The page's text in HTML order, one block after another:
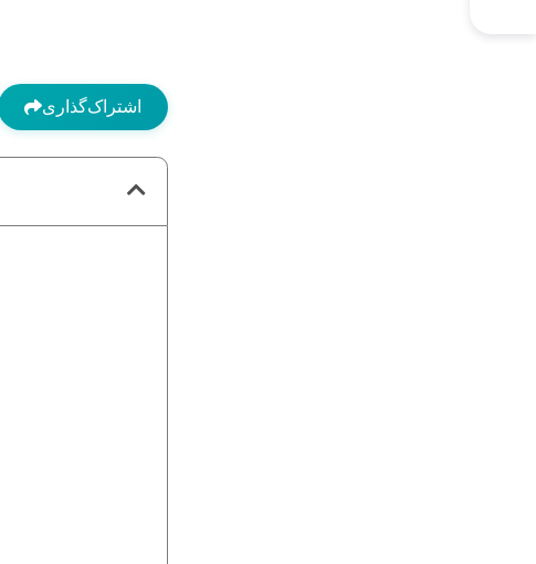
اشتراک‌گذاری